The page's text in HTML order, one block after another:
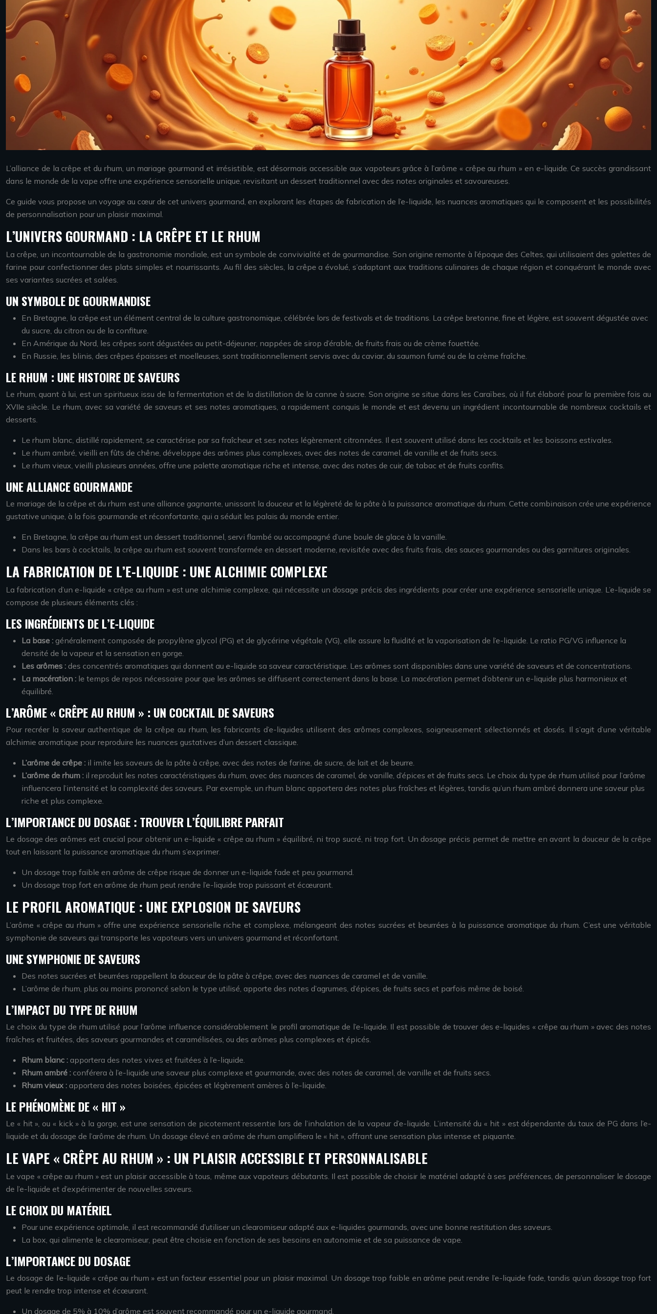
L’alliance de la crêpe et du rhum, un mariage gourmand et irrésistible, est désormais accessible aux vapoteurs grâce à l’arôme « crêpe au rhum » en e-liquide. Ce succès grandissant
dans le monde de la vape offre une expérience sensorielle unique, revisitant un dessert traditionnel avec des notes originales et savoureuses.
Ce guide vous propose un voyage au cœur de cet univers gourmand, en explorant les étapes de fabrication de l’e-liquide, les nuances aromatiques qui le composent et les possibilités
de personnalisation pour un plaisir maximal.
L’UNIVERS GOURMAND : LA CRÊPE ET LE RHUM
La crêpe, un incontournable de la gastronomie mondiale, est un symbole de convivialité et de gourmandise. Son origine remonte à l’époque des Celtes, qui utilisaient des galettes de
farine pour confectionner des plats simples et nourrissants. Au fil des siècles, la crêpe a évolué, s’adaptant aux traditions culinaires de chaque région et conquérant le monde avec
ses variantes sucrées et salées.
UN SYMBOLE DE GOURMANDISE
En Bretagne, la crêpe est un élément central de la culture gastronomique, célébrée lors de festivals et de traditions. La crêpe bretonne, fine et légère, est souvent dégustée avec
du sucre, du citron ou de la confiture.
En Amérique du Nord, les crêpes sont dégustées au petit-déjeuner, nappées de sirop d’érable, de fruits frais ou de crème fouettée.
En Russie, les blinis, des crêpes épaisses et moelleuses, sont traditionnellement servis avec du caviar, du saumon fumé ou de la crème fraîche.
LE RHUM : UNE HISTOIRE DE SAVEURS
Le rhum, quant à lui, est un spiritueux issu de la fermentation et de la distillation de la canne à sucre. Son origine se situe dans les Caraïbes, où il fut élaboré pour la première fois au
XVIIe siècle. Le rhum, avec sa variété de saveurs et ses notes aromatiques, a rapidement conquis le monde et est devenu un ingrédient incontournable de nombreux cocktails et
desserts.
Le rhum blanc, distillé rapidement, se caractérise par sa fraîcheur et ses notes légèrement citronnées. Il est souvent utilisé dans les cocktails et les boissons estivales.
Le rhum ambré, vieilli en fûts de chêne, développe des arômes plus complexes, avec des notes de caramel, de vanille et de fruits secs.
Le rhum vieux, vieilli plusieurs années, offre une palette aromatique riche et intense, avec des notes de cuir, de tabac et de fruits confits.
UNE ALLIANCE GOURMANDE
Le mariage de la crêpe et du rhum est une alliance gagnante, unissant la douceur et la légèreté de la pâte à la puissance aromatique du rhum. Cette combinaison crée une expérience
gustative unique, à la fois gourmande et réconfortante, qui a séduit les palais du monde entier.
En Bretagne, la crêpe au rhum est un dessert traditionnel, servi flambé ou accompagné d’une boule de glace à la vanille.
Dans les bars à cocktails, la crêpe au rhum est souvent transformée en dessert moderne, revisitée avec des fruits frais, des sauces gourmandes ou des garnitures originales.
LA FABRICATION DE L’E-LIQUIDE : UNE ALCHIMIE COMPLEXE
La fabrication d’un e-liquide « crêpe au rhum » est une alchimie complexe, qui nécessite un dosage précis des ingrédients pour créer une expérience sensorielle unique. L’e-liquide se
compose de plusieurs éléments clés :
LES INGRÉDIENTS DE L’E-LIQUIDE
La base : généralement composée de propylène glycol (PG) et de glycérine végétale (VG), elle assure la fluidité et la vaporisation de l’e-liquide. Le ratio PG/VG influence la
densité de la vapeur et la sensation en gorge.
Les arômes : des concentrés aromatiques qui donnent au e-liquide sa saveur caractéristique. Les arômes sont disponibles dans une variété de saveurs et de concentrations.
La macération : le temps de repos nécessaire pour que les arômes se diffusent correctement dans la base. La macération permet d’obtenir un e-liquide plus harmonieux et
équilibré.
L’ARÔME « CRÊPE AU RHUM » : UN COCKTAIL DE SAVEURS
Pour recréer la saveur authentique de la crêpe au rhum, les fabricants d’e-liquides utilisent des arômes complexes, soigneusement sélectionnés et dosés. Il s’agit d’une véritable
alchimie aromatique pour reproduire les nuances gustatives d’un dessert classique.
L’arôme de crêpe : il imite les saveurs de la pâte à crêpe, avec des notes de farine, de sucre, de lait et de beurre.
L’arôme de rhum : il reproduit les notes caractéristiques du rhum, avec des nuances de caramel, de vanille, d’épices et de fruits secs. Le choix du type de rhum utilisé pour l’arôme
influencera l’intensité et la complexité des saveurs. Par exemple, un rhum blanc apportera des notes plus fraîches et légères, tandis qu’un rhum ambré donnera une saveur plus
riche et plus complexe.
L’IMPORTANCE DU DOSAGE : TROUVER L’ÉQUILIBRE PARFAIT
Le dosage des arômes est crucial pour obtenir un e-liquide « crêpe au rhum » équilibré, ni trop sucré, ni trop fort. Un dosage précis permet de mettre en avant la douceur de la crêpe
tout en laissant la puissance aromatique du rhum s’exprimer.
Un dosage trop faible en arôme de crêpe risque de donner un e-liquide fade et peu gourmand.
Un dosage trop fort en arôme de rhum peut rendre l’e-liquide trop puissant et écœurant.
LE PROFIL AROMATIQUE : UNE EXPLOSION DE SAVEURS
L’arôme « crêpe au rhum » offre une expérience sensorielle riche et complexe, mélangeant des notes sucrées et beurrées à la puissance aromatique du rhum. C’est une véritable
symphonie de saveurs qui transporte les vapoteurs vers un univers gourmand et réconfortant.
UNE SYMPHONIE DE SAVEURS
Des notes sucrées et beurrées rappellent la douceur de la pâte à crêpe, avec des nuances de caramel et de vanille.
L’arôme de rhum, plus ou moins prononcé selon le type utilisé, apporte des notes d’agrumes, d’épices, de fruits secs et parfois même de boisé.
L’IMPACT DU TYPE DE RHUM
Le choix du type de rhum utilisé pour l’arôme influence considérablement le profil aromatique de l’e-liquide. Il est possible de trouver des e-liquides « crêpe au rhum » avec des notes
fraîches et fruitées, des saveurs gourmandes et caramélisées, ou des arômes plus complexes et épicés.
Rhum blanc : apportera des notes vives et fruitées à l’e-liquide.
Rhum ambré : conférera à l’e-liquide une saveur plus complexe et gourmande, avec des notes de caramel, de vanille et de fruits secs.
Rhum vieux : apportera des notes boisées, épicées et légèrement amères à l’e-liquide.
LE PHÉNOMÈNE DE « HIT »
Le « hit », ou « kick » à la gorge, est une sensation de picotement ressentie lors de l’inhalation de la vapeur d’e-liquide. L’intensité du « hit » est dépendante du taux de PG dans l’e-
liquide et du dosage de l’arôme de rhum. Un dosage élevé en arôme de rhum amplifiera le « hit », offrant une sensation plus intense et piquante.
LE VAPE « CRÊPE AU RHUM » : UN PLAISIR ACCESSIBLE ET PERSONNALISABLE
Le vape « crêpe au rhum » est un plaisir accessible à tous, même aux vapoteurs débutants. Il est possible de choisir le matériel adapté à ses préférences, de personnaliser le dosage
de l’e-liquide et d’expérimenter de nouvelles saveurs.
LE CHOIX DU MATÉRIEL
Pour une expérience optimale, il est recommandé d’utiliser un clearomiseur adapté aux e-liquides gourmands, avec une bonne restitution des saveurs.
La box, qui alimente le clearomiseur, peut être choisie en fonction de ses besoins en autonomie et de sa puissance de vape.
L’IMPORTANCE DU DOSAGE
Le dosage de l’e-liquide « crêpe au rhum » est un facteur essentiel pour un plaisir maximal. Un dosage trop faible en arôme peut rendre l’e-liquide fade, tandis qu’un dosage trop fort
peut le rendre trop intense et écœurant.
Un dosage de 5% à 10% d’arôme est souvent recommandé pour un e-liquide gourmand.